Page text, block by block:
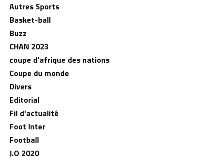
Autres Sports
Basket-ball
Buzz
CHAN 2023
coupe d'afrique des nations
Coupe du monde
Divers
Editorial
Fil d'actualité
Foot Inter
Football
J.O 2020